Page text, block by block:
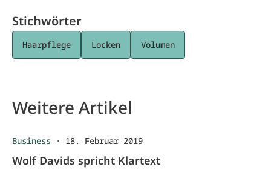
Stichwörter
Haarpflege Locken Volumen
Weitere Artikel
Business · 18. Februar 2019
Wolf Davids spricht Klartext